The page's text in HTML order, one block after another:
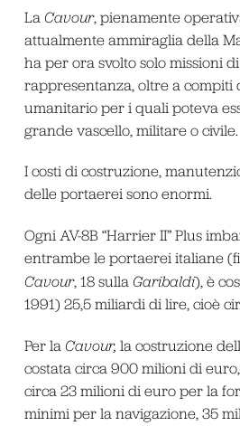
La Cavour, pienamente
attualmente ammiraglia della
ha per ora svolto solo missioni
rappresentanza, oltre a compiti
umanitario per i quali poteva
grande vascello, militare o civile.
I costi di costruzione,
delle portaerei sono enormi.
Ogni AV-8B “Harrier II” Plus
entrambe le portaerei italiane
Cavour, 18 sulla Garibaldi), è
1991) 25,5 miliardi di lire, cioè
Per la Cavour, la costruzione
costata circa 900 milioni di
circa 23 milioni di euro per la
minimi per la navigazione, 35